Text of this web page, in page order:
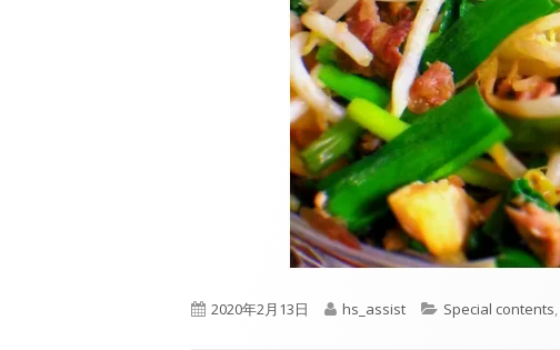
P
2020年2月13日
A
hs_assist
C
Special contents,